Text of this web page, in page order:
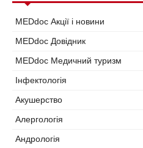
MEDdoc Акції і новини
MEDdoc Довідник
MEDdoc Медичний туризм
Інфектологія
Акушерство
Алергологія
Андрологія